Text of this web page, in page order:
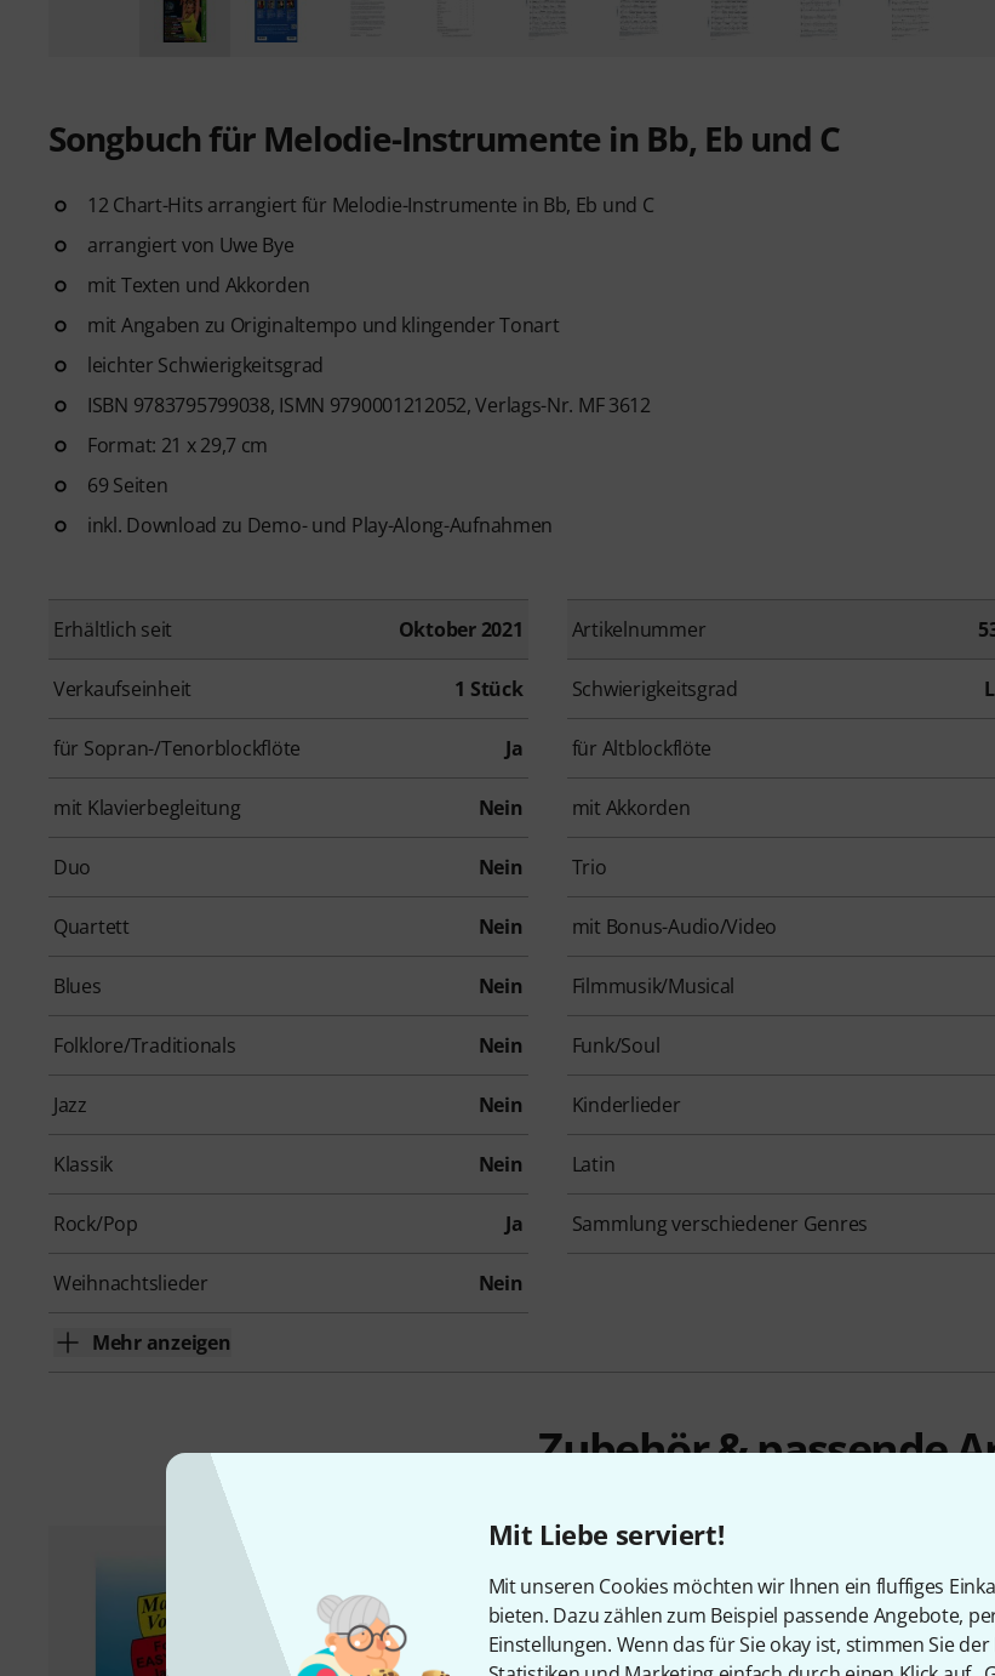
Mit Liebe serviert!
Mit unseren Cookies möchten wir Ihnen ein fluffiges
bieten. Dazu zählen zum Beispiel passende Angebote,
Einstellungen. Wenn das für Sie okay ist, stimmen Sie
Songbuch für Melodie-Instrumente in Bb, Eb und C
12 Chart-Hits arrangiert für Melodie-Instrumente in Bb, Eb und C
arrangiert von Uwe Bye
mit Texten und Akkorden
mit Angaben zu Originaltempo und klingender Tonart
leichter Schwierigkeitsgrad
ISBN 9783795799038, ISMN 9790001212052, Verlags-Nr. MF 3612
Format: 21 x 29,7 cm
69 Seiten
inkl. Download zu Demo- und Play-Along-Aufnahmen
Erhältlich seit Oktober 2021 Artikelnummer
Verkaufseinheit 1 Stück Schwierigkeitsgrad
für Sopran-/Tenorblockflöte Ja für Altblockflöte
mit Klavierbegleitung Nein mit Akkorden
Duo Nein Trio
Quartett Nein mit Bonus-Audio/Video
Blues Nein Filmmusik/Musical
Folklore/Traditionals Nein Funk/Soul
Jazz Nein Kinderlieder
Klassik Nein Latin
Rock/Pop Ja Sammlung verschiedener Genres
Weihnachtslieder Nein
Mehr anzeigen
Zubehör & passende